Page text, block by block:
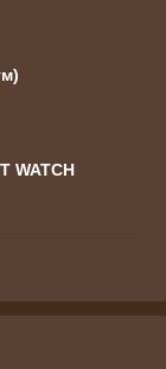
WATCH